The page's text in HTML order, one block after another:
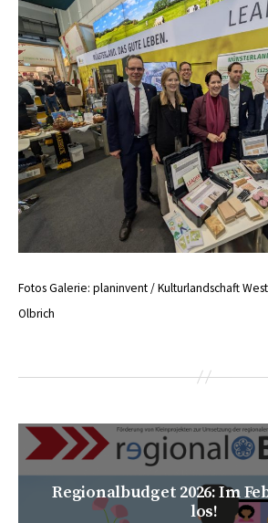
Fotos Galerie: planinvent / Kulturlandschaft
Olbrich
Regionalbudget 2026: Im
los!